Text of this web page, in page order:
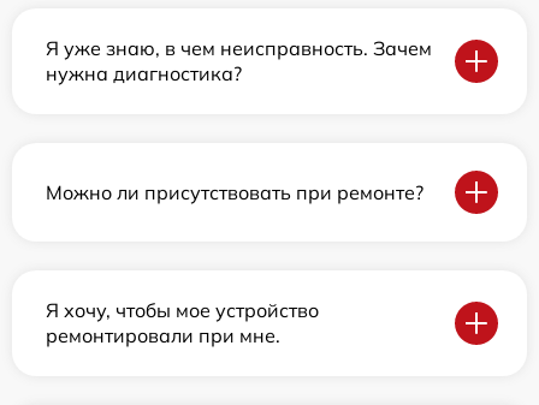
Я уже знаю, в чем неисправность. Зачем
нужна диагностика?
Можно ли присутствовать при ремонте?
Я хочу, чтобы мое устройство
ремонтировали при мне.